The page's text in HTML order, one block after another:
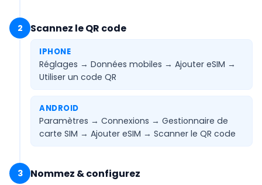
2 Scannez le QR code
IPHONE
Réglages → Données mobiles → Ajouter eSIM →
Utiliser un code QR
ANDROID
Paramètres → Connexions → Gestionnaire de
carte SIM → Ajouter eSIM → Scanner le QR code
3 Nommez & configurez